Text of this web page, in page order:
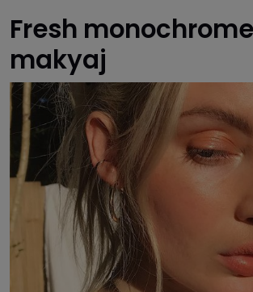
Fresh monochrome
makyaj